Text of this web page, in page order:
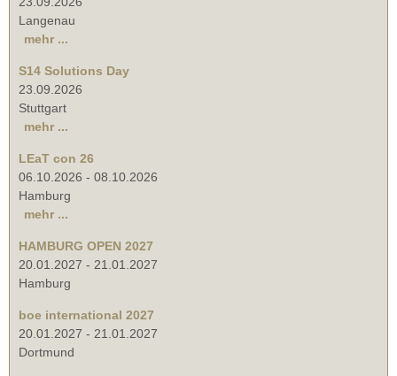
Langenau
mehr ...
S14 Solutions Day
23.09.2026
Stuttgart
mehr ...
LEaT con 26
06.10.2026 - 08.10.2026
Hamburg
mehr ...
HAMBURG OPEN 2027
20.01.2027 - 21.01.2027
Hamburg
boe international 2027
20.01.2027 - 21.01.2027
Dortmund